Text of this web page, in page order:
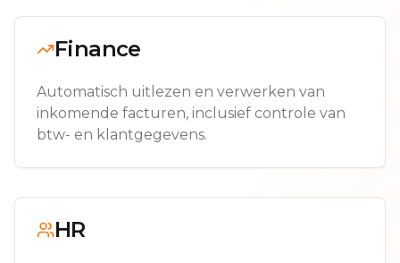
Finance
Automatisch uitlezen en verwerken van
inkomende facturen, inclusief controle van
btw- en klantgegevens.
HR